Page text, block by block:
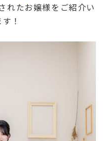
れたお嬢様をご紹介い
！